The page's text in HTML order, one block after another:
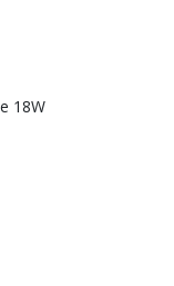
18W